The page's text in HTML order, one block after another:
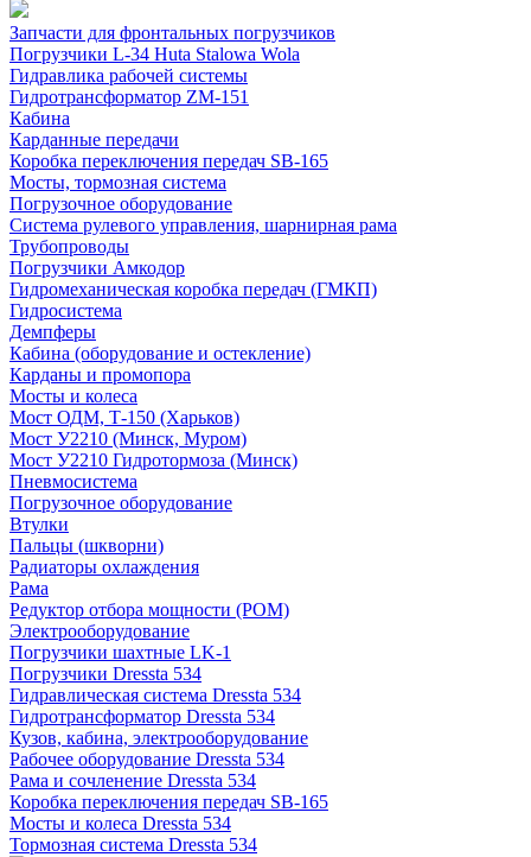
Запчасти для фронтальных погрузчиков
Погрузчики L-34 Huta Stalowa Wola
Гидравлика рабочей системы
Гидротрансформатор ZM-151
Кабина
Карданные передачи
Коробка переключения передач SB-165
Мосты, тормозная система
Погрузочное оборудование
Система рулевого управления, шарнирная рама
Трубопроводы
Погрузчики Амкодор
Гидромеханическая коробка передач (ГМКП)
Гидросистема
Демпферы
Кабина (оборудование и остекление)
Карданы и промопора
Мосты и колеса
Мост ОДМ, Т-150 (Харьков)
Мост У2210 (Минск, Муром)
Мост У2210 Гидротормоза (Минск)
Пневмосистема
Погрузочное оборудование
Втулки
Пальцы (шкворни)
Радиаторы охлаждения
Рама
Редуктор отбора мощности (РОМ)
Электрооборудование
Погрузчики шахтные LK-1
Погрузчики Dressta 534
Гидравлическая система Dressta 534
Гидротрансформатор Dressta 534
Кузов, кабина, электрооборудование
Рабочее оборудование Dressta 534
Рама и сочленение Dressta 534
Коробка переключения передач SB-165
Мосты и колеса Dressta 534
Тормозная система Dressta 534